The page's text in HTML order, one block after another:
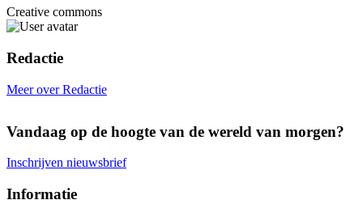
Creative commons
Redactie
Meer over Redactie
Vandaag op de hoogte van de wereld van morgen?
Inschrijven nieuwsbrief
Informatie